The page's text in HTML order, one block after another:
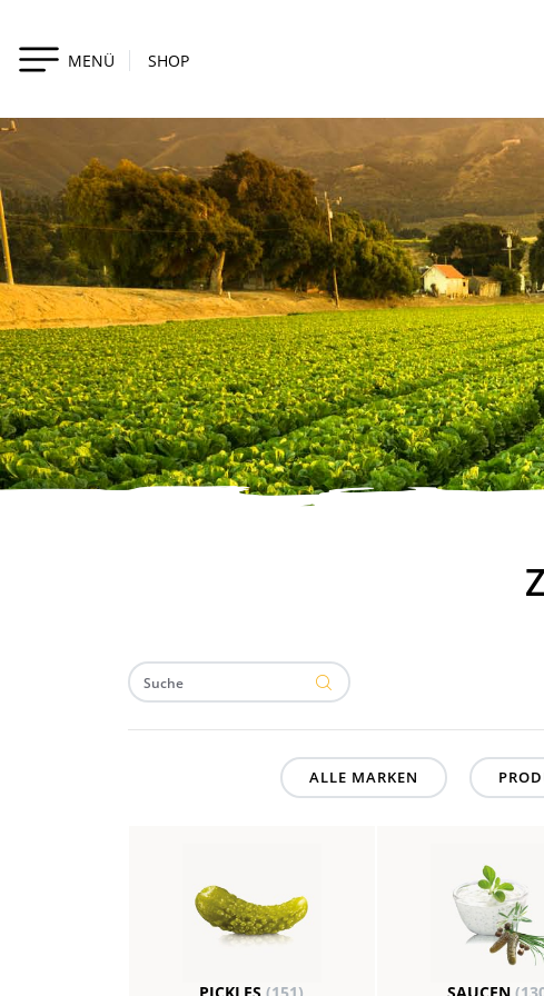
MENÜ SHOP
ALLE MARKEN